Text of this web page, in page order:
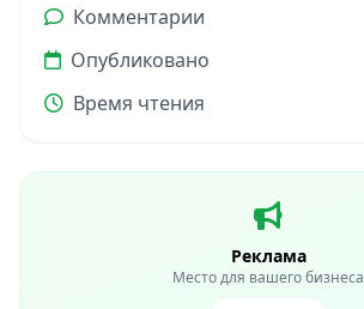
Комментарии
Опубликовано
Время чтения
Реклама
Место для вашего бизнеса